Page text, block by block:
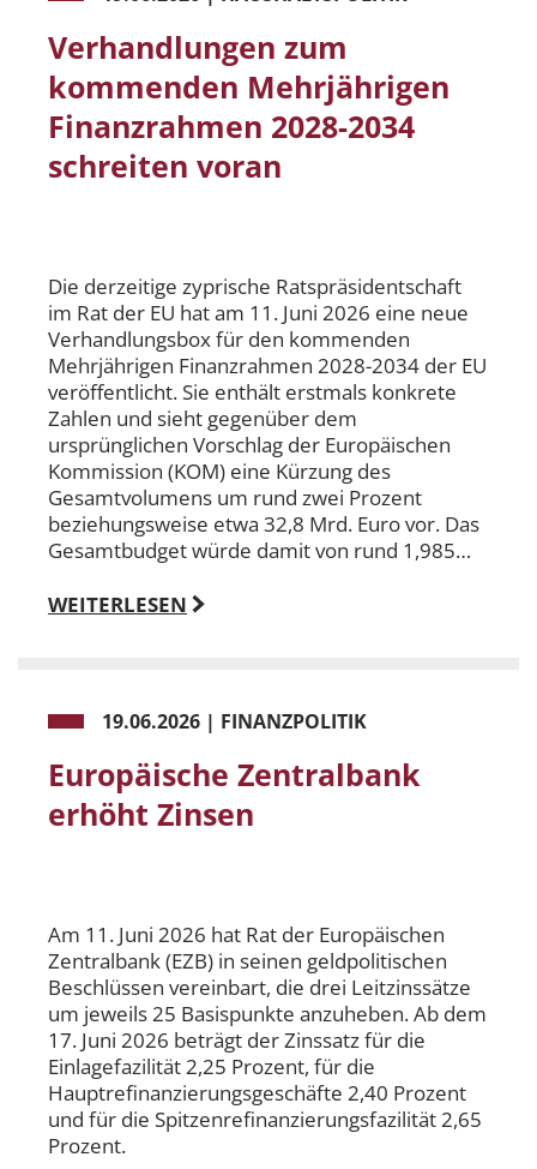
Verhandlungen zum
kommenden Mehrjährigen
Finanzrahmen 2028-2034
schreiten voran
Die derzeitige zyprische Ratspräsidentschaft
im Rat der EU hat am 11. Juni 2026 eine neue
Verhandlungsbox für den kommenden
Mehrjährigen Finanzrahmen 2028-2034 der EU
veröffentlicht. Sie enthält erstmals konkrete
Zahlen und sieht gegenüber dem
ursprünglichen Vorschlag der Europäischen
Kommission (KOM) eine Kürzung des
Gesamtvolumens um rund zwei Prozent
beziehungsweise etwa 32,8 Mrd. Euro vor. Das
Gesamtbudget würde damit von rund 1,985…
WEITERLESEN
19.06.2026 | FINANZPOLITIK
Europäische Zentralbank
erhöht Zinsen
Am 11. Juni 2026 hat Rat der Europäischen
Zentralbank (EZB) in seinen geldpolitischen
Beschlüssen vereinbart, die drei Leitzinssätze
um jeweils 25 Basispunkte anzuheben. Ab dem
17. Juni 2026 beträgt der Zinssatz für die
Einlagefazilität 2,25 Prozent, für die
Hauptrefinanzierungsgeschäfte 2,40 Prozent
und für die Spitzenrefinanzierungsfazilität 2,65
Prozent.